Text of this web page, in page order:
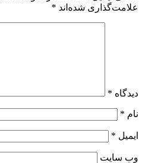
علامت‌گذاری شده‌اند *
دیدگاه *
نام *
ایمیل *
وب‌ سایت